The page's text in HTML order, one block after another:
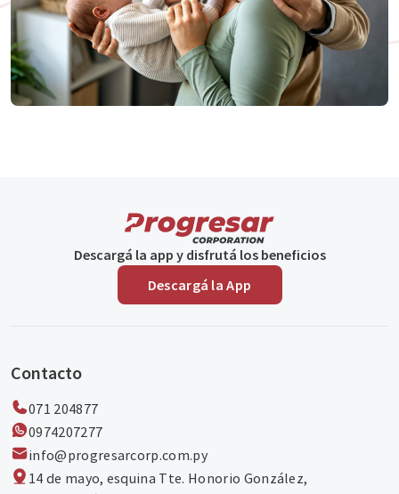
Descargá la app y disfrutá los beneficios
Descargá la App
Contacto
071 204877
0974207277‬
info@progresarcorp.com.py
14 de mayo, esquina Tte. Honorio González,